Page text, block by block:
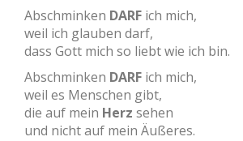
Abschminken DARF ich mich,
weil ich glauben darf,
dass Gott mich so liebt wie ich bin.
Abschminken DARF ich mich,
weil es Menschen gibt,
die auf mein Herz sehen
und nicht auf mein Äußeres.